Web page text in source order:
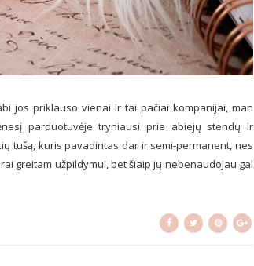
jos priklauso vienai ir tai pačiai kompanijai, man
parduotuvėje tryniausi prie abiejų stendų ir
tušą, kuris pavadintas dar ir semi-permanent, nes
greitam užpildymui, bet šiaip jų nebenaudojau gal